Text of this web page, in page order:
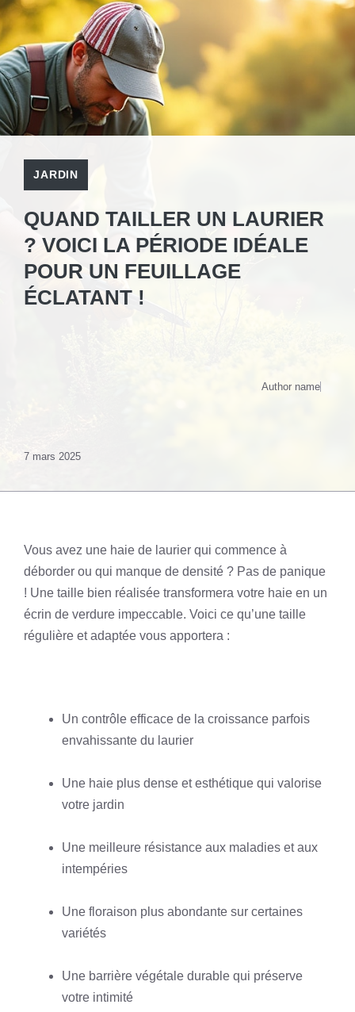
JARDIN
QUAND TAILLER UN LAURIER
? VOICI LA PÉRIODE IDÉALE
POUR UN FEUILLAGE
ÉCLATANT !
Author name
7 mars 2025
Vous avez une haie de laurier qui commence à
déborder ou qui manque de densité ? Pas de panique
! Une taille bien réalisée transformera votre haie en un
écrin de verdure impeccable. Voici ce qu’une taille
régulière et adaptée vous apportera :
Un contrôle efficace de la croissance parfois
envahissante du laurier
Une haie plus dense et esthétique qui valorise
votre jardin
Une meilleure résistance aux maladies et aux
intempéries
Une floraison plus abondante sur certaines
variétés
Une barrière végétale durable qui préserve
votre intimité